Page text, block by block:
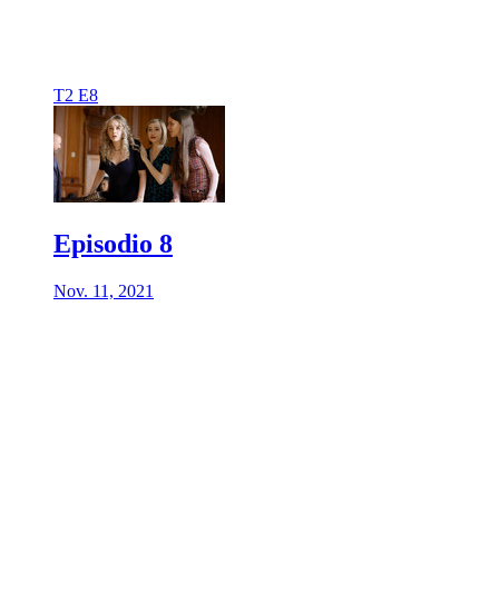
T2 E8
Episodio 8
Nov. 11, 2021